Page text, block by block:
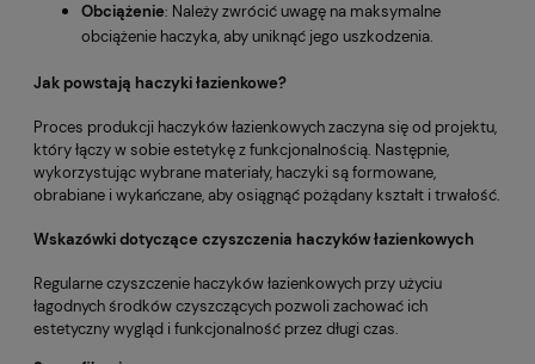
Obciążenie: Należy zwrócić uwagę na maksymalne
obciążenie haczyka, aby uniknąć jego uszkodzenia.
Jak powstają haczyki łazienkowe?
Proces produkcji haczyków łazienkowych zaczyna się od projektu,
który łączy w sobie estetykę z funkcjonalnością. Następnie,
wykorzystując wybrane materiały, haczyki są formowane,
obrabiane i wykańczane, aby osiągnąć pożądany kształt i trwałość.
Wskazówki dotyczące czyszczenia haczyków łazienkowych
Regularne czyszczenie haczyków łazienkowych przy użyciu
łagodnych środków czyszczących pozwoli zachować ich
estetyczny wygląd i funkcjonalność przez długi czas.